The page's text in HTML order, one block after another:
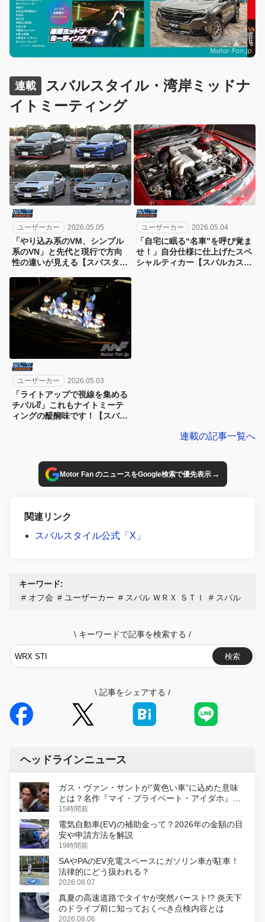
連載
スバルスタイル・湾岸ミッドナ
イトミーティング
ユーザーカー 2026.05.05
「やり込み系のVM、シンプル
系のVN」と先代と現行で方向
性の違いが見える【スバスタ夜
ユーザーカー 2026.05.04
「自宅に眠る“名車”を呼び覚ま
せ！」自分仕様に仕上げたスペ
シャルティカー【スバルカスタ
ユーザーカー 2026.05.03
「ライトアップで視線を集める
チバル⁉︎」これもナイトミーテ
ィングの醍醐味です！【スバル
連載の記事一覧へ
Motor Fan のニュースをGoogle検索で優先表示→
関連リンク
スバルスタイル公式「X」
キーワード:
オフ会
ユーザーカー スバル ＷＲＸ ＳＴＩ スバル
\ キーワードで記事を検索する /
検索
\ 記事をシェアする /
ヘッドラインニュース
ガス・ヴァン・サントが“黄色い車”に込めた意味
とは？名作『マイ・プライベート・アイダホ』が
初のデジタルリマスター版で復活
15時間前
電気自動車(EV)の補助金って？2026年の金額の目
安や申請方法を解説
19時間前
SAやPAのEV充電スペースにガソリン車が駐車！
法律的にどう扱われる？
2026.08.07
真夏の高速道路でタイヤが突然バースト!? 炎天下
のドライブ前に知っておくべき点検内容とは
2026.08.06